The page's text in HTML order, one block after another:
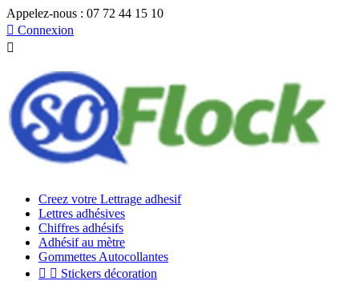
Appelez-nous : 07 72 44 15 10
 Connexion

Creez votre Lettrage adhesif
Lettres adhésives
Chiffres adhésifs
Adhésif au mètre
Gommettes Autocollantes
  Stickers décoration